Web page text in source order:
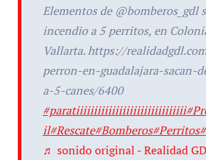
Elementos de @bomberos_gdl
incendio a 5 perritos, en
Vallarta. https://
perron-en-guadalajara-sacan-
a-5-canes/6400
#paratiiiiiiiiiiiiiiiiiiiiiiiiiiiiiii
il#Rescate#Bomberos#Perritos
♬ sonido original - Realidad